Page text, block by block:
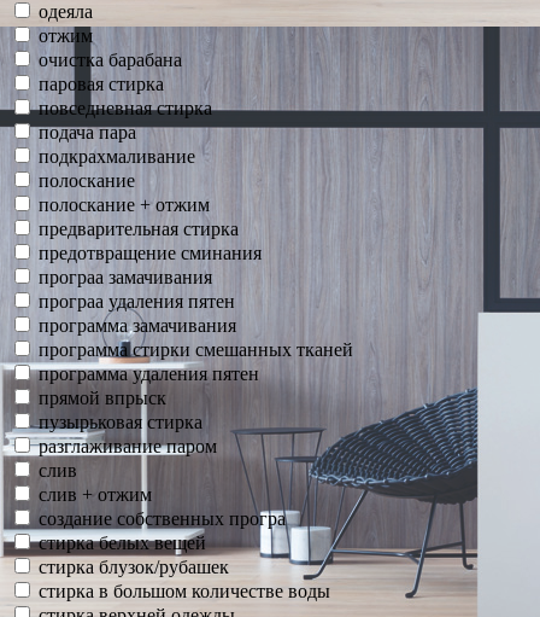
одеяла
отжим
очистка барабана
паровая стирка
повседневная стирка
подача пара
подкрахмаливание
полоскание
полоскание + отжим
предварительная стирка
предотвращение сминания
програа замачивания
програа удаления пятен
программа замачивания
программа стирки смешанных тканей
программа удаления пятен
прямой впрыск
пузырьковая стирка
разглаживание паром
слив
слив + отжим
создание собственных програ
стирка белых вещей
стирка блузок/рубашек
стирка в большом количестве воды